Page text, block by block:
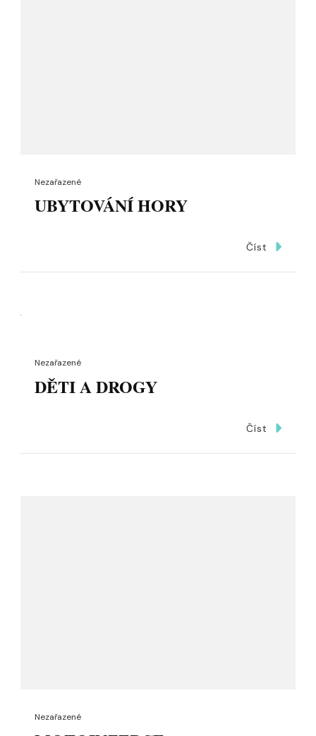
Nezařazené
UBYTOVÁNÍ HORY
Číst
Nezařazené
DĚTI A DROGY
Číst
Nezařazené